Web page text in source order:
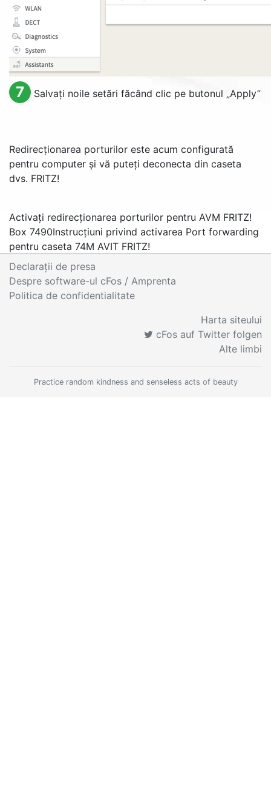
7 Salvați noile setări făcând clic pe butonul „Apply”
Redirecționarea porturilor este acum configurată
pentru computer și vă puteți deconecta din caseta
dvs. FRITZ!
Activați redirecționarea porturilor pentru AVM FRITZ!
Box 7490Instrucțiuni privind activarea Port forwarding
pentru caseta 74M AVIT FRITZ!
Declaraţii de presa
Despre software-ul cFos / Amprenta
Politica de confidentialitate
Harta siteului
cFos auf Twitter folgen
Alte limbi
Practice random kindness and senseless acts of beauty